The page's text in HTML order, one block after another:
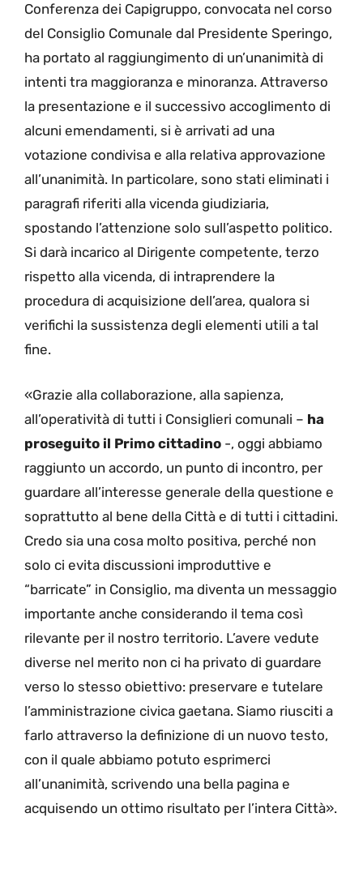
Conferenza dei Capigruppo, convocata nel corso
del Consiglio Comunale dal Presidente Speringo,
ha portato al raggiungimento di un’unanimità di
intenti tra maggioranza e minoranza. Attraverso
la presentazione e il successivo accoglimento di
alcuni emendamenti, si è arrivati ad una
votazione condivisa e alla relativa approvazione
all’unanimità. In particolare, sono stati eliminati i
paragrafi riferiti alla vicenda giudiziaria,
spostando l’attenzione solo sull’aspetto politico.
Si darà incarico al Dirigente competente, terzo
rispetto alla vicenda, di intraprendere la
procedura di acquisizione dell’area, qualora si
verifichi la sussistenza degli elementi utili a tal
fine.
«Grazie alla collaborazione, alla sapienza,
all’operatività di tutti i Consiglieri comunali – ha
proseguito il Primo cittadino -, oggi abbiamo
raggiunto un accordo, un punto di incontro, per
guardare all’interesse generale della questione e
soprattutto al bene della Città e di tutti i cittadini.
Credo sia una cosa molto positiva, perché non
solo ci evita discussioni improduttive e
“barricate” in Consiglio, ma diventa un messaggio
importante anche considerando il tema così
rilevante per il nostro territorio. L’avere vedute
diverse nel merito non ci ha privato di guardare
verso lo stesso obiettivo: preservare e tutelare
l’amministrazione civica gaetana. Siamo riusciti a
farlo attraverso la definizione di un nuovo testo,
con il quale abbiamo potuto esprimerci
all’unanimità, scrivendo una bella pagina e
acquisendo un ottimo risultato per l’intera Città».